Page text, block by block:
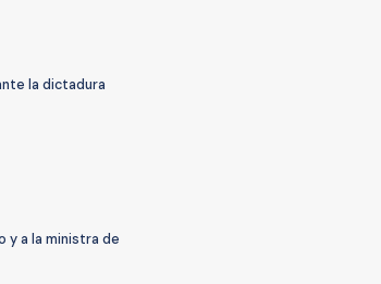
la dictadura
y a la ministra de